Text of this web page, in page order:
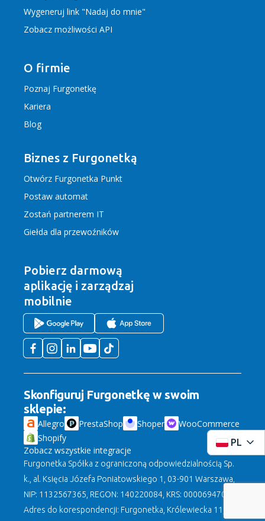
PL
Wygeneruj link "Nadaj do mnie"
Zobacz możliwości API
O firmie
Poznaj Furgonetkę
Kariera
Blog
Biznes z Furgonetką
Otwórz Furgonetka Punkt
Postaw automat
Zostań partnerem IT
Giełda dla przewoźników
Pobierz darmową
aplikację i zarządzaj
mobilnie
Skonfiguruj Furgonetkę w swoim
sklepie:
Allegro PrestaShop Shoper
WooCommerce
Shopify
Zobacz wszystkie integracje
Furgonetka Spółka z ograniczoną odpowiedzialnością Sp.
k., al. Księcia Józefa Poniatowskiego 1, 03-901 Warszawa,
NIP: 1132567365, REGON: 140220084, KRS: 0000694708.
Adres do korespondencji: Furgonetka, Królewiecka 11, 82-